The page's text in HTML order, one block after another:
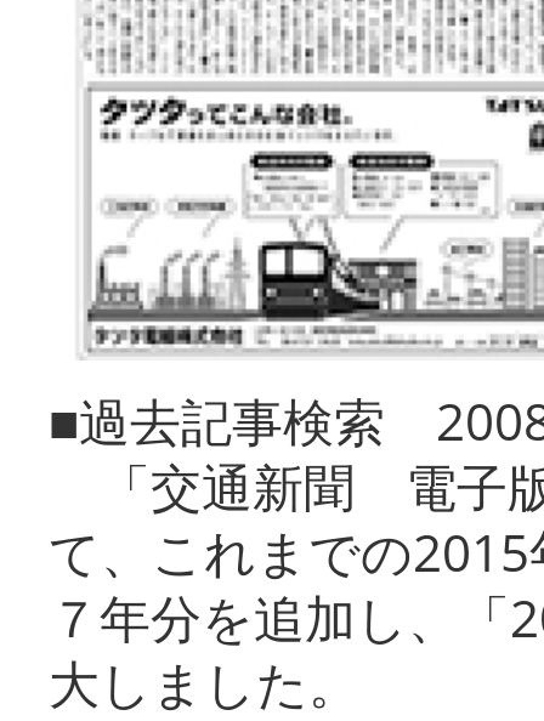
■過去記事検索
「交通新聞 電子
て、これまでの
７年分を追加し、「
大しまし